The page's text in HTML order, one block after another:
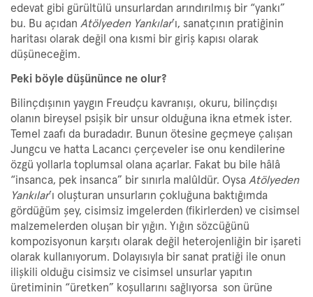
edevat gibi gürültülü unsurlardan arındırılmış bir “yankı”
bu. Bu açıdan Atölyeden Yankılar’ı, sanatçının pratiğinin
haritası olarak değil ona kısmi bir giriş kapısı olarak
düşüneceğim.
Peki böyle düşününce ne olur?
Bilinçdışının yaygın Freudçu kavranışı, okuru, bilinçdışı
olanın bireysel psişik bir unsur olduğuna ikna etmek ister.
Temel zaafı da buradadır. Bunun ötesine geçmeye çalışan
Jungcu ve hatta Lacancı çerçeveler ise onu kendilerine
özgü yollarla toplumsal olana açarlar. Fakat bu bile hâlâ
“insanca, pek insanca” bir sınırla malûldür. Oysa Atölyeden
Yankılar’ı oluşturan unsurların çokluğuna baktığımda
gördüğüm şey, cisimsiz imgelerden (fikirlerden) ve cisimsel
malzemelerden oluşan bir yığın. Yığın sözcüğünü
kompozisyonun karşıtı olarak değil heterojenliğin bir işareti
olarak kullanıyorum. Dolayısıyla bir sanat pratiği ile onun
ilişkili olduğu cisimsiz ve cisimsel unsurlar yapıtın
üretiminin “üretken” koşullarını sağlıyorsa son ürüne